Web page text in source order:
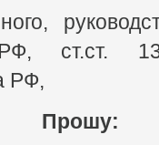
ст.ст.
РФ,
Прошу: